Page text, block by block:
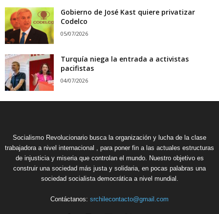
Gobierno de José Kast quiere privatizar
Codelco
05/07/2026
Turquía niega la entrada a activistas
pacifistas
04/07/2026
Socialismo Revolucionario busca la organización y lucha de la clase
trabajadora a nivel internacional , para poner fin a las actuales estructuras
de injusticia y miseria que controlan el mundo. Nuestro objetivo es
construir una sociedad más justa y solidaria, en pocas palabras una
sociedad socialista democrática a nivel mundial.
Contáctanos: srchilecontacto@gmail.com